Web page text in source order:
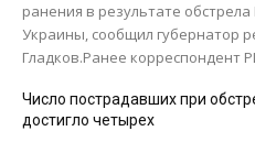
ранения в результате
Украины, сообщил губернатор
Гладков.Ранее корреспондент
Число пострадавших при
достигло четырех